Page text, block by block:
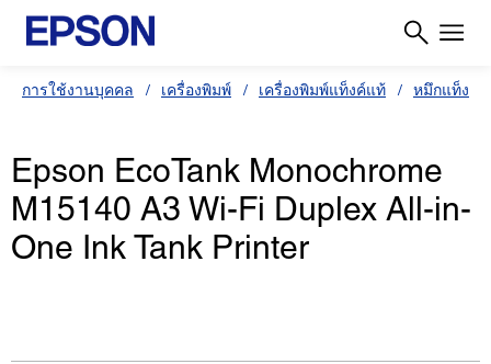
การใช้งานบุคคล เครื่องพิมพ์ เครื่องพิมพ์แท็งค์แท้ หมึกแท็งค์
Epson EcoTank Monochrome
M15140 A3 Wi-Fi Duplex All-in-
One Ink Tank Printer